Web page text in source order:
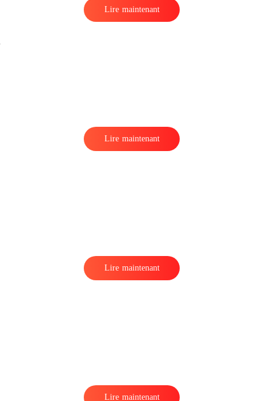
Lire maintenant
Lire maintenant
Lire maintenant
Lire maintenant